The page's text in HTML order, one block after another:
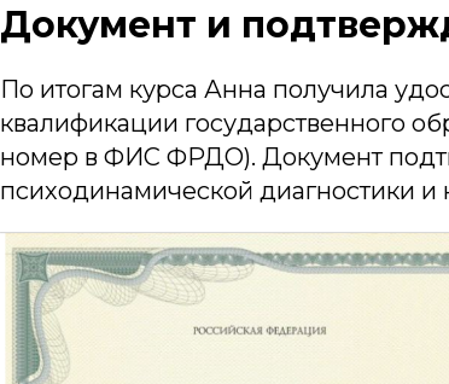
Документ и
По итогам курса Анна получила
квалификации государственного
номер в ФИС ФРДО). Документ
психодинамической диагностики и